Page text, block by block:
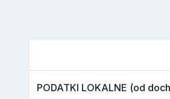
PODATKI LOKALNE (od